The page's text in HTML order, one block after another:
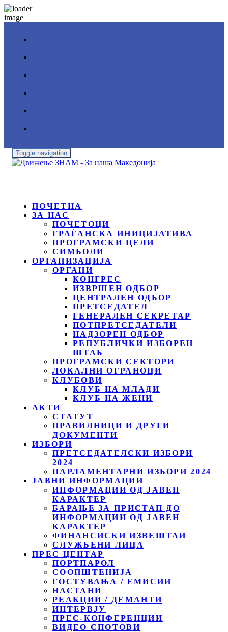
Toggle navigation
ПОЧЕТНА
ЗА НАС
ПОЧЕТОЦИ
ГРАЃАНСКА ИНИЦИЈАТИВА
ПРОГРАМСКИ ЦЕЛИ
СИМБОЛИ
ОРГАНИЗАЦИЈА
ОРГАНИ
КОНГРЕС
ИЗВРШЕН ОДБОР
ЦЕНТРАЛЕН ОДБОР
ПРЕТСЕДАТЕЛ
ГЕНЕРАЛЕН СЕКРЕТАР
ПОТПРЕТСЕДАТЕЛИ
НАДЗОРЕН ОДБОР
РЕПУБЛИЧКИ ИЗБОРЕН
ШТАБ
ПРОГРАМСКИ СЕКТОРИ
ЛОКАЛНИ ОГРАНОЦИ
КЛУБОВИ
КЛУБ НА МЛАДИ
КЛУБ НА ЖЕНИ
АКТИ
СТАТУТ
ПРАВИЛНИЦИ И ДРУГИ
ДОКУМЕНТИ
ИЗБОРИ
ПРЕТСЕДАТЕЛСКИ ИЗБОРИ
2024
ПАРЛАМЕНТАРНИ ИЗБОРИ 2024
ЈАВНИ ИНФОРМАЦИИ
ИНФОРМАЦИИ ОД ЈАВЕН
КАРАКТЕР
БАРАЊЕ ЗА ПРИСТАП ДО
ИНФОРМАЦИИ ОД ЈАВЕН
КАРАКТЕР
ФИНАНСИСКИ ИЗВЕШТАИ
СЛУЖБЕНИ ЛИЦА
ПРЕС ЦЕНТАР
ПОРТПАРОЛ
СООПШТЕНИЈА
ГОСТУВАЊА / ЕМИСИИ
НАСТАНИ
РЕАКЦИИ / ДЕМАНТИ
ИНТЕРВЈУ
ПРЕС-КОНФЕРЕНЦИИ
ВИДЕО СПОТОВИ